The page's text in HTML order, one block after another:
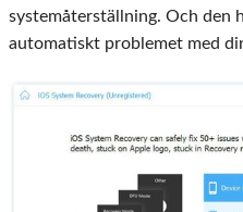
systemåterställning. Och den
automatiskt problemet med